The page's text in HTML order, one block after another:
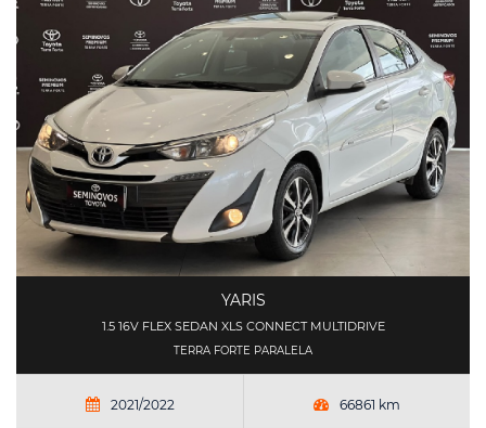
YARIS
1.5 16V FLEX SEDAN XLS CONNECT MULTIDRIVE
TERRA FORTE PARALELA
2021/2022 66861 km